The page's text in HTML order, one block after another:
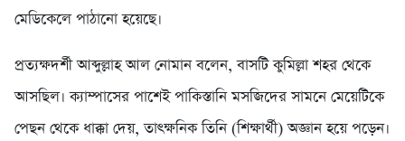
মেডিকেলে পাঠানো হয়েছে।
প্রত্যক্ষদর্শী আব্দুল্লাহ আল নোমান বলেন, বাসটি কুমিল্লা শহর থেকে
আসছিল। ক্যাম্পাসের পাশেই পাকিস্তানি মসজিদের সামনে মেয়েটিকে
পেছন থেকে ধাক্কা দেয়, তাৎক্ষনিক তিনি (শিক্ষার্থী) অজ্ঞান হয়ে পড়েন।